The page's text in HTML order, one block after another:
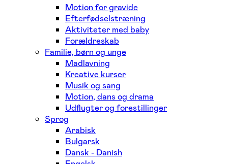
Motion for gravide
Efterfødselstræning
Aktiviteter med baby
Forældreskab
Familie, børn og unge
Madlavning
Kreative kurser
Musik og sang
Motion, dans og drama
Udflugter og forestillinger
Sprog
Arabisk
Bulgarsk
Dansk - Danish